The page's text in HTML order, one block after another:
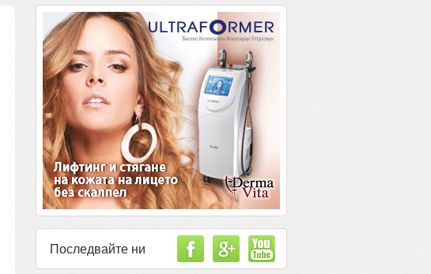
Последвайте ни